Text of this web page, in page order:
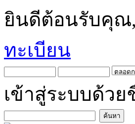
ยินดีต้อนรับคุณ,
ทะเบียน
เข้าสู่ระบบด้ว